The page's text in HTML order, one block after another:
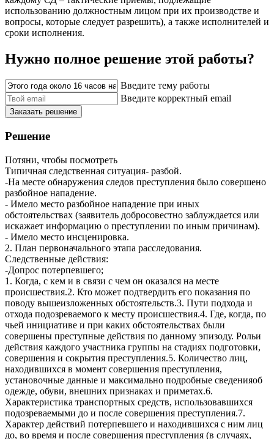
использованию должностным лицом при их производстве и
вопросы, которые следует разрешить), а также исполнителей и
сроки исполнения.
Нужно полное решение этой работы?
Введите тему работы
Введите корректный email
Заказать решение
Решение
Потяни, чтобы посмотреть
Типичная следственная ситуация- разбой.
-На месте обнаружения следов преступления было совершено
разбойное нападение.
- Имело место разбойное нападение при иных
обстоятельствах (заявитель добросовестно заблуждается или
искажает информацию о преступлении по иным причинам).
- Имело место инсценировка.
2. План первоначального этапа расследования.
Следственные действия:
-Допрос потерпевшего;
1. Когда, с кем и в связи с чем он оказался на месте
происшествия.2. Кто может подтвердить его показания по
поводу вышеизложенных обстоятельств.3. Пути подхода и
отхода подозреваемого к месту происшествия.4. Где, когда, по
чьей инициативе и при каких обстоятельствах были
совершены преступные действия по данному эпизоду. Рольи
действия каждого участника группы на стадиях подготовки,
совершения и сокрытия преступления.5. Количество лиц,
находившихся в момент совершения преступления,
установочные данные и максимально подробные сведенияоб
одежде, обуви, внешних признаках и приметах.6.
Характеристика транспортных средств, использовавшихся
подозреваемыми до и после совершения преступления.7.
Характер действий потерпевшего и находившихся с ним лиц
до, во время и после совершения преступления (в случаях,